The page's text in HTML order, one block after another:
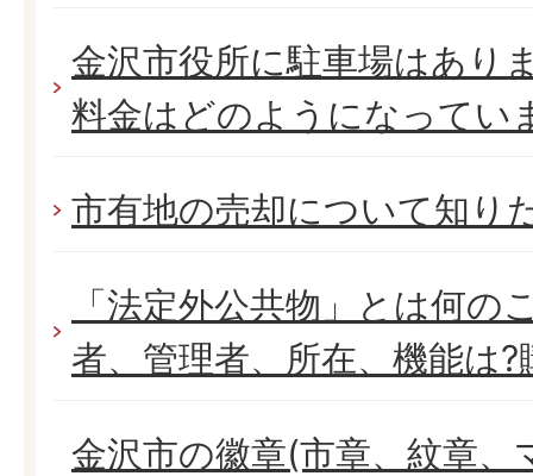
金沢市役所に駐車場はあり
料金はどのようになってい
市有地の売却について知り
「法定外公共物」とは何の
者、管理者、所在、機能は
金沢市の徽章(市章、紋章、